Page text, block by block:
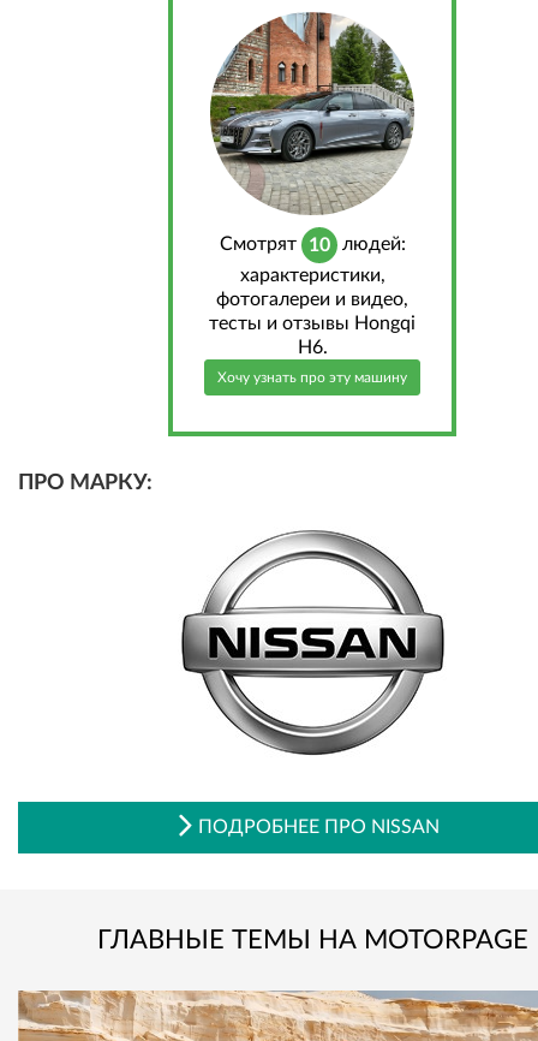
Cмотрят 10 людей:
характеристики,
фотогалереи и видео,
тесты и отзывы Hongqi
H6.
Хочу узнать про эту машину
ПРО МАРКУ:
ПОДРОБНЕЕ ПРО NISSAN
ГЛАВНЫЕ ТЕМЫ НА MOTORPAGE